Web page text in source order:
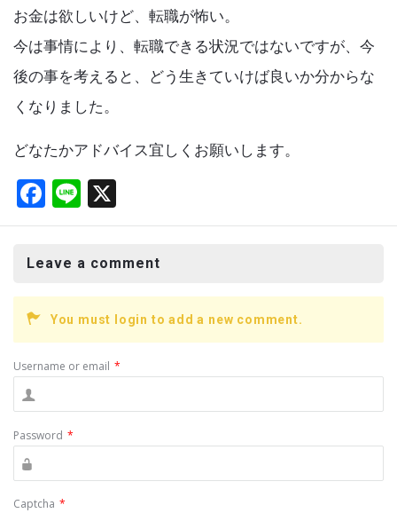
お金は欲しいけど、転職が怖い。
今は事情により、転職できる状況ではないですが、今
後の事を考えると、どう生きていけば良いか分からな
くなりました。
どなたかアドバイス宜しくお願いします。
F
a
b
o
o
k
Li
n
Leave a comment
You must login to add a new comment.
Username or email *
Password *
Captcha *